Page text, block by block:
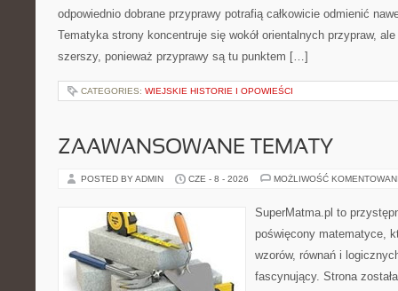
odpowiednio dobrane przyprawy potrafią całkowicie odmienić
Tematyka strony koncentruje się wokół orientalnych przypraw,
szerszy, ponieważ przyprawy są tu punktem […]
CATEGORIES: WIEJSKIE HISTORIE I OPOWIEŚCI
ZAAWANSOWANE TEMATY
POSTED BY ADMIN CZE - 8 - 2026 MOŻLIWOŚĆ
SuperMatma.pl to
poświęcony matematyce,
wzorów, równań i
fascynujący. Strona